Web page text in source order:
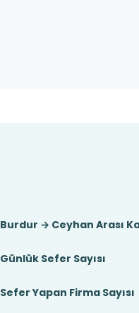
Burdur → Ceyhan Arası
Günlük Sefer Sayısı
Sefer Yapan Firma Sayısı